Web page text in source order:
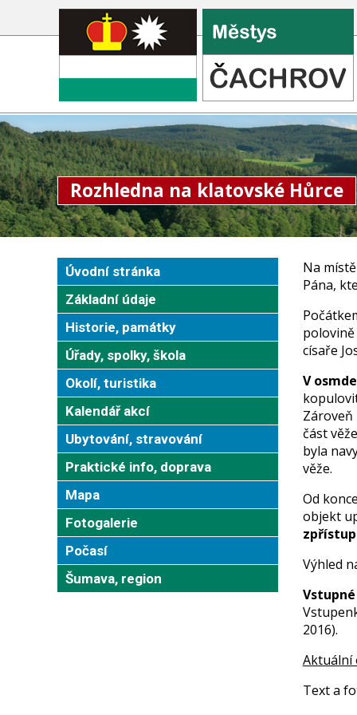
Rozhledna na klatovské Hůrce
Úvodní stránka
Základní údaje
Historie, památky
Úřady, spolky, škola
Okolí, turistika
Kalendář akcí
Ubytování, stravování
Praktické info, doprava
Mapa
Fotogalerie
Počasí
Šumava, region
Na
Pána,
císaře
V
Zároveň
část
byla
věže.
Od
objekt
Výhled
2016).
Aktuální
Text a